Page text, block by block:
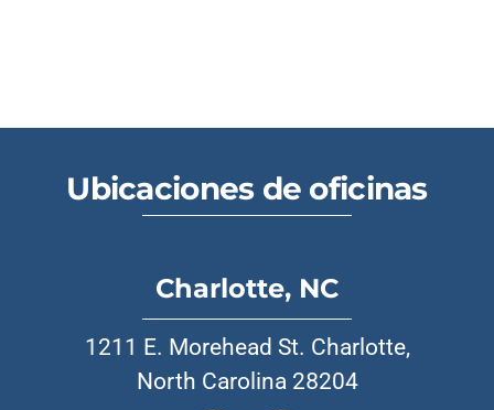
Ubicaciones de oficinas
Charlotte, NC
1211 E. Morehead St. Charlotte,
North Carolina 28204